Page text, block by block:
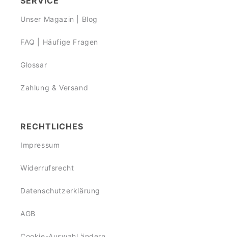
Unser Magazin | Blog
FAQ | Häufige Fragen
Glossar
Zahlung & Versand
RECHTLICHES
Impressum
Widerrufsrecht
Datenschutzerklärung
AGB